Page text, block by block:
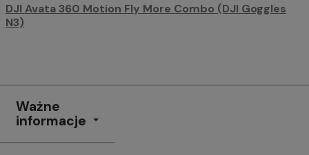
DJI Avata 360 Motion Fly More Combo (DJI Goggles
N3)
Ważne
informacje